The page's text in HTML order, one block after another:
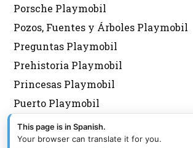
Porsche Playmobil
Pozos, Fuentes y Árboles Playmobil
Preguntas Playmobil
Prehistoria Playmobil
Princesas Playmobil
Puerto Playmobil
Puzzles Playmobil
Quedadas Playmobil
This page is in Spanish.
Your browser can translate it for you.